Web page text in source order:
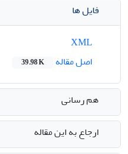
فایل ها
اصل مقاله
39.98 K
هم رسانی
ارجاع به این مقاله